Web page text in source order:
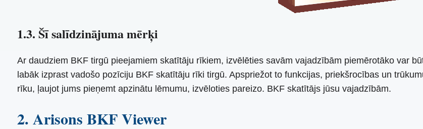
1.3. Šī salīdzinājuma mērķi
Ar daudziem BKF tirgū pieejamiem skatītāju rīkiem, izvēlēties savām vajadzībām piemērotāko var
labāk izprast vadošo pozīciju BKF skatītāju rīki tirgū. Apspriežot to funkcijas, priekšrocības un
rīku, ļaujot jums pieņemt apzinātu lēmumu, izvēloties pareizo. BKF skatītājs jūsu vajadzībām.
2. Arisons BKF Viewer